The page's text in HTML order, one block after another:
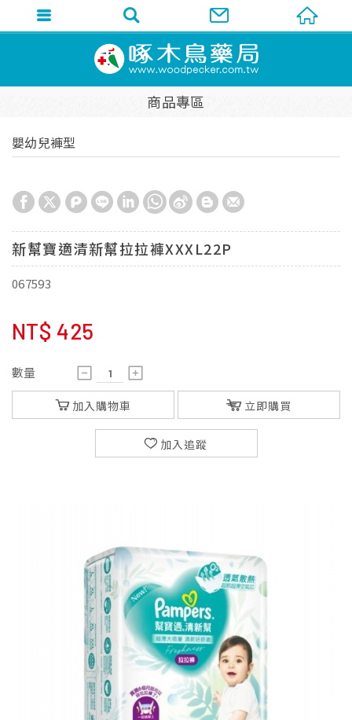
商品專區
嬰幼兒褲型
新幫寶適清新幫拉拉褲XXXL22P
067593
NT$ 425
數量
加入購物車 立即購買
加入追蹤